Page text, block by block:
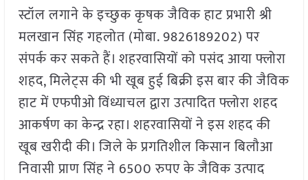
स्टॉल लगाने के इच्छुक कृषक जैविक हाट प्रभारी श्री
मलखान सिंह गहलोत (मोबा. 9826189202) पर
संपर्क कर सकते हैं। शहरवासियों को पसंद आया फ्लोरा
शहद, मिलेट्स की भी खूब हुई बिक्री इस बार की जैविक
हाट में एफपीओ विंध्याचल द्वारा उत्पादित फ्लोरा शहद
आकर्षण का केन्द्र रहा। शहरवासियों ने इस शहद की
खूब खरीदी की। जिले के प्रगतिशील किसान बिलौआ
निवासी प्राण सिंह ने 6500 रुपए के जैविक उत्पाद